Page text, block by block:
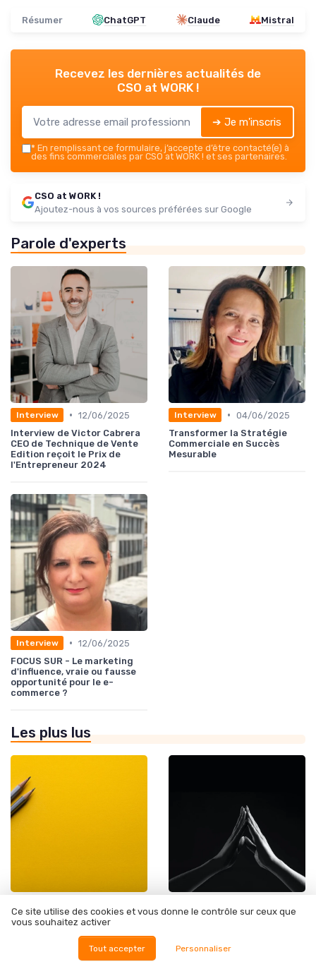
Résumer ChatGPT Claude Mistral
Recevez les dernières actualités de
CSO at WORK !
➔ Je m'inscris
* En remplissant ce formulaire, j’accepte d’être contacté(e) à
des fins commerciales par CSO at WORK ! et ses partenaires.
CSO at WORK !
Ajoutez-nous à vos sources préférées sur Google
Parole d'experts
Interview • 12/06/2025
Interview de Victor Cabrera
CEO de Technique de Vente
Edition reçoit le Prix de
l'Entrepreneur 2024
Interview • 04/06/2025
Transformer la Stratégie
Commerciale en Succès
Mesurable
Interview • 12/06/2025
FOCUS SUR - Le marketing
d'influence, vraie ou fausse
opportunité pour le e-
commerce ?
Les plus lus
Use case def : comprendre et
Ce site utilise des cookies et vous donne le contrôle sur ceux que
vous souhaitez activer
Tout accepter Personnaliser